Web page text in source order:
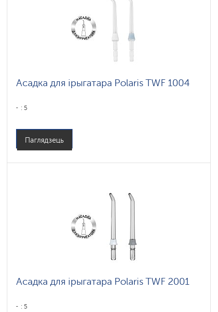
Асадка для ірыгатара Polaris TWF 1004
: 5
Паглядзець
Асадка для ірыгатара Polaris TWF 2001
: 5